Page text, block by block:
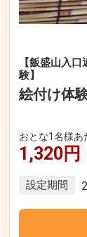
【飯盛山入
験】
絵付け体
おとな1名様あ
1,320円
設定期間